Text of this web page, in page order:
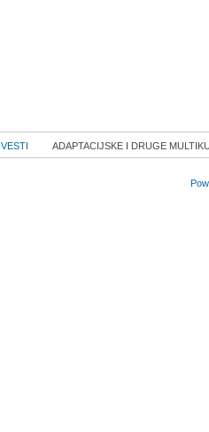
VESTI ADAPTACIJSKE I DRUGE